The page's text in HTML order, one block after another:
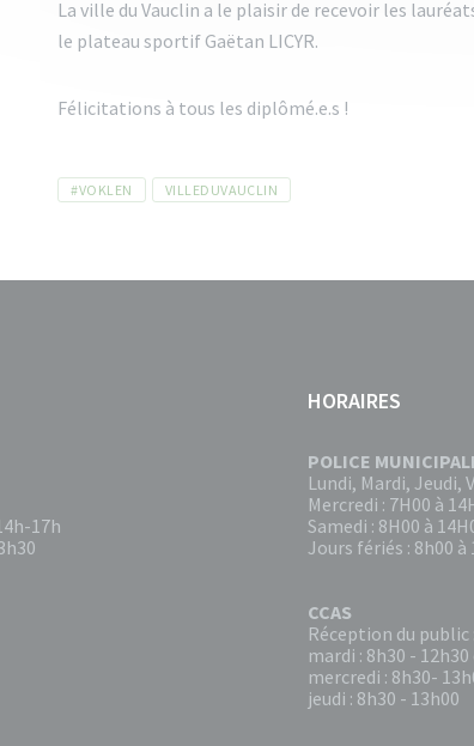
La ville du Vauclin a le plaisir de recevoir les
le plateau sportif Gaëtan LICYR.
Félicitations à tous les diplômé.e.s !
Tags
#VOKLEN VILLEDUVAUCLIN
17h
HORAIRES
POLICE
Lundi, Mardi, Jeudi,
Mercredi : 7H00 à
Samedi : 8H00 à
Jours fériés : 8h00 à
CCAS
Réception du public
mardi : 8h30 -
mercredi : 8h30-
jeudi : 8h30 - 13h00